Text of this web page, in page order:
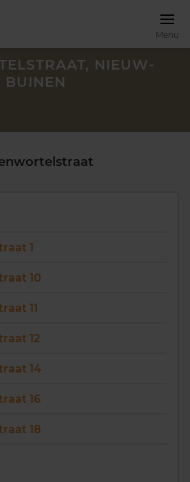
Menu
met ons op
NIEUW-
BUINEN
1
10
11
12
14
16
18